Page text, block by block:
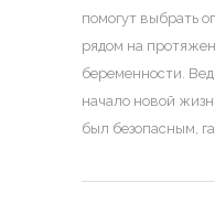
помогут выбрать
рядом на
беременности.
начало новой
был безопасным,